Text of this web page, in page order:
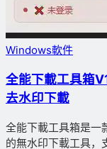
Windows軟件
全能下載工具箱
去水印下載
全能下載工具箱是一
的無水印下載工具，